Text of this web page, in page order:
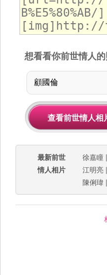
想看看你前世情人
最新前世
情人相片
徐嘉瞳
江明亮
陳俐瑋